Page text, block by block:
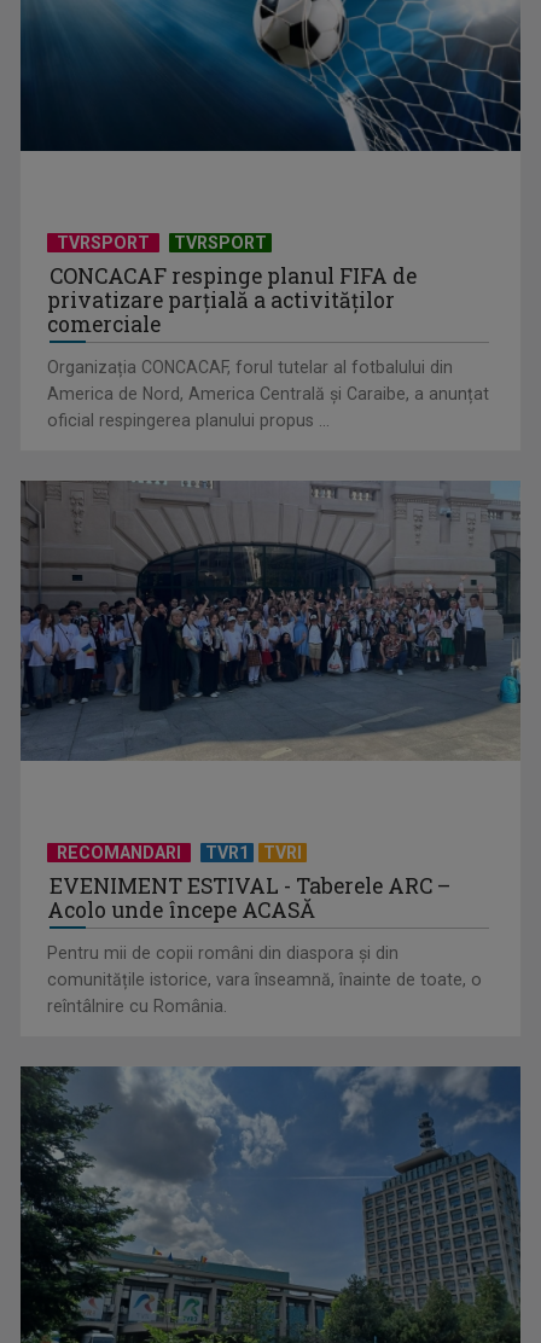
Întâlnire cu jazz-ul autohton, la TVR Cultural: „Contemporan
în România”, un ...
Piesa „Inimă, nu fi de piatră” a Corinei Chiriac ia argintul în
concursul ...
TVRSPORT TVRSPORT
CONCACAF respinge planul FIFA de
privatizare parțială a activităților
comerciale
Organizația CONCACAF, forul tutelar al fotbalului din
America de Nord, America Centrală și Caraibe, a anunțat
oficial respingerea planului propus ...
RECOMANDARI TVR1 TVRI
EVENIMENT ESTIVAL - Taberele ARC –
Acolo unde începe ACASĂ
Pentru mii de copii români din diaspora și din
comunitățile istorice, vara înseamnă, înainte de toate, o
reîntâlnire cu România.